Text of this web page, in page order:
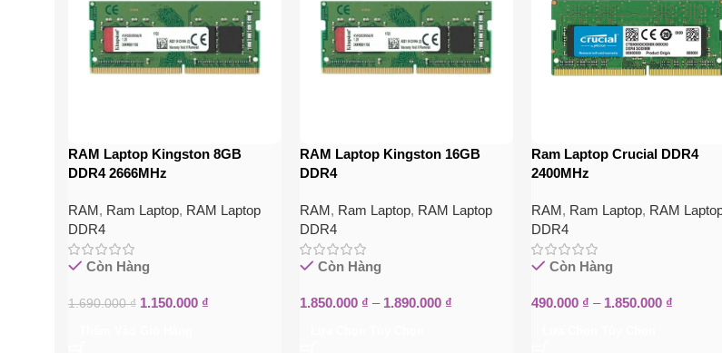
RAM Laptop Kingston 8GB
DDR4 2666MHz
RAM, Ram Laptop, RAM Laptop
DDR4
Còn Hàng
1.690.000₫ 1.150.000 ₫
RAM Laptop Kingston 16GB
DDR4
RAM, Ram Laptop, RAM Laptop
DDR4
Còn Hàng
1.850.000 ₫ – 1.890.000 ₫
Ram Laptop Crucial DDR4
2400MHz
RAM, Ram Laptop, RAM
DDR4
Còn Hàng
490.000 ₫ – 1.850.000 ₫